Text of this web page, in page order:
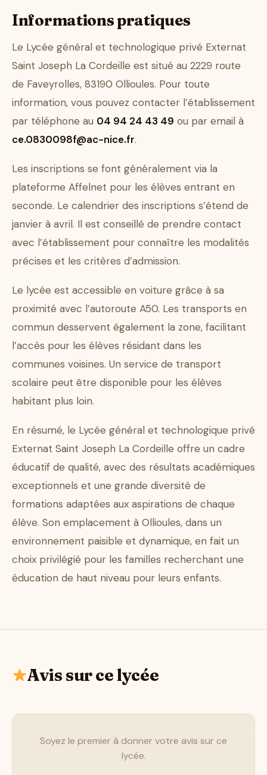
Informations pratiques
Le Lycée général et technologique privé Externat
Saint Joseph La Cordeille est situé au 2229 route
de Faveyrolles, 83190 Ollioules. Pour toute
information, vous pouvez contacter l’établissement
par téléphone au 04 94 24 43 49 ou par email à
ce.0830098f@ac-nice.fr.
Les inscriptions se font généralement via la
plateforme Affelnet pour les élèves entrant en
seconde. Le calendrier des inscriptions s’étend de
janvier à avril. Il est conseillé de prendre contact
avec l’établissement pour connaître les modalités
précises et les critères d’admission.
Le lycée est accessible en voiture grâce à sa
proximité avec l’autoroute A50. Les transports en
commun desservent également la zone, facilitant
l’accès pour les élèves résidant dans les
communes voisines. Un service de transport
scolaire peut être disponible pour les élèves
habitant plus loin.
En résumé, le Lycée général et technologique privé
Externat Saint Joseph La Cordeille offre un cadre
éducatif de qualité, avec des résultats académiques
exceptionnels et une grande diversité de
formations adaptées aux aspirations de chaque
élève. Son emplacement à Ollioules, dans un
environnement paisible et dynamique, en fait un
choix privilégié pour les familles recherchant une
éducation de haut niveau pour leurs enfants.
Avis sur ce lycée
Soyez le premier à donner votre avis sur ce
lycée.